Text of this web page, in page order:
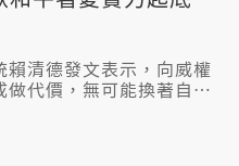
賴清德發文表示，向威權
代價，無可能換著自由
一種錯誤的訊息。陸委
的九二共識，是咧幫助